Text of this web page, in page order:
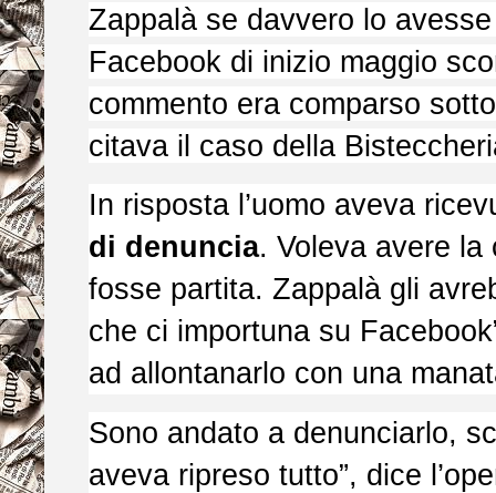
Zappalà se davvero lo
Facebook di inizio maggio
commento era comparso
citava il caso della
In risposta l’uomo aveva
di denuncia. Voleva avere la
fosse partita. Zappalà gli
che ci importuna su
ad allontanarlo con una
Sono andato a denunciarlo,
aveva ripreso tutto”, dice